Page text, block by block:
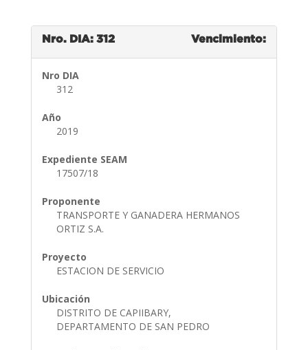
Nro. DIA: 312 Vencimiento:
Nro DIA
312
Año
2019
Expediente SEAM
17507/18
Proponente
TRANSPORTE Y GANADERA HERMANOS
ORTIZ S.A.
Proyecto
ESTACION DE SERVICIO
Ubicación
DISTRITO DE CAPIIBARY,
DEPARTAMENTO DE SAN PEDRO